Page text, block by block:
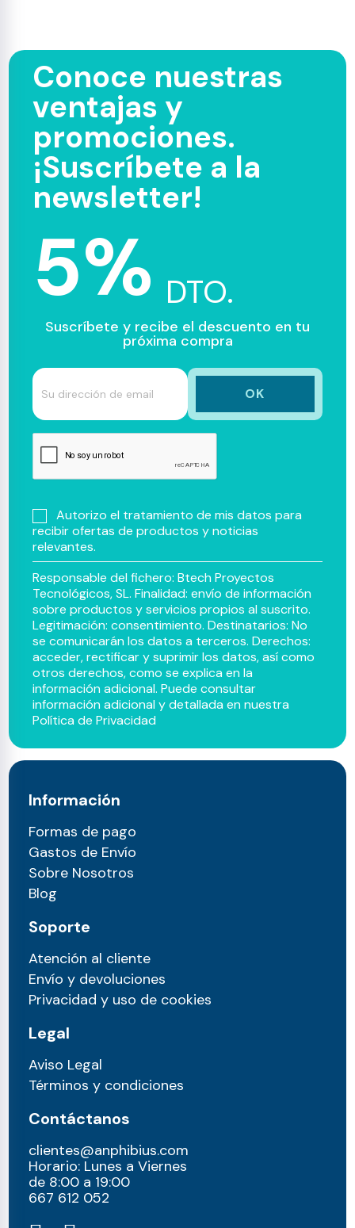
Conoce nuestras
ventajas y
promociones.
¡Suscríbete a la
newsletter!
5% DTO.
Suscríbete y recibe el descuento en tu
próxima compra
Autorizo el tratamiento de mis datos para
recibir ofertas de productos y noticias
relevantes.
Responsable del fichero: Btech Proyectos
Tecnológicos, SL. Finalidad: envío de información
sobre productos y servicios propios al suscrito.
Legitimación: consentimiento. Destinatarios: No
se comunicarán los datos a terceros. Derechos:
acceder, rectificar y suprimir los datos, así como
otros derechos, como se explica en la
información adicional. Puede consultar
información adicional y detallada en nuestra
Política de Privacidad
Información
Formas de pago
Gastos de Envío
Sobre Nosotros
Blog
Soporte
Atención al cliente
Envío y devoluciones
Privacidad y uso de cookies
Legal
Aviso Legal
Términos y condiciones
Contáctanos
clientes@anphibius.com
Horario: Lunes a Viernes
de 8:00 a 19:00
667 612 052​